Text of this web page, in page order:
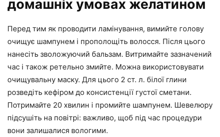
домашніх умовах желатином
Перед тим як проводити ламінування, вимийте голову
очищує шампунем і прополощіть волосся. Після цього
нанесіть зволожуючий бальзам. Витримайте зазначений
час і також ретельно змийте. Можна використовувати
очищувальну маску. Для цього 2 ст. л. білої глини
розведіть кефіром до консистенції густої сметани.
Потримайте 20 хвилин і промийте шампунем. Шевелюру
підсушіть на повітрі: важливо, щоб під час процедури
вони залишалися вологими.